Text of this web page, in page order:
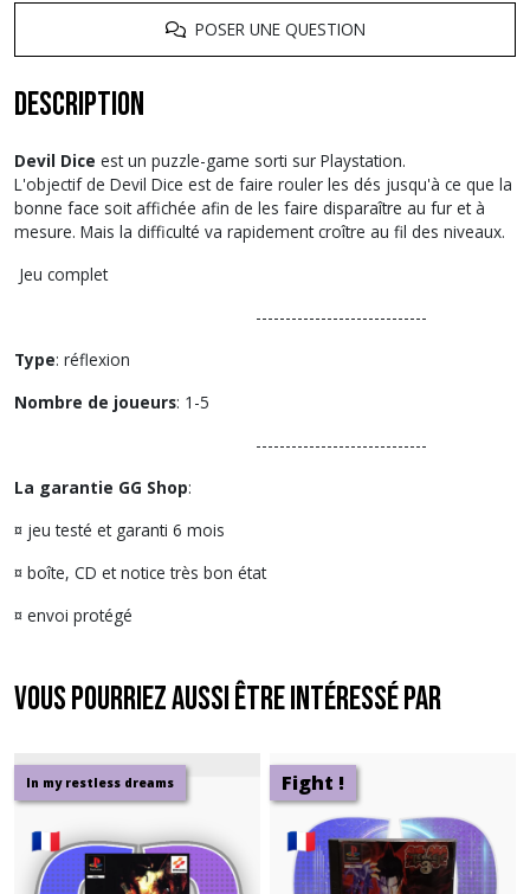
POSER UNE QUESTION
Description
Devil Dice est un puzzle-game sorti sur Playstation.
L'objectif de Devil Dice est de faire rouler les dés jusqu'à ce que la
bonne face soit affichée afin de les faire disparaître au fur et à
mesure. Mais la difficulté va rapidement croître au fil des niveaux.
Jeu complet
-----------------------------
Type: réflexion
Nombre de joueurs: 1-5
-----------------------------
La garantie GG Shop:
¤ jeu testé et garanti 6 mois
¤ boîte, CD et notice très bon état
¤ envoi protégé
Vous pourriez aussi être intéressé par
In my restless dreams Fight !